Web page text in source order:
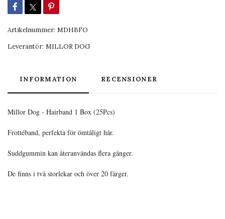
Artikelnummer: MDHBFO
Leverantör: MILLOR DOG
INFORMATION RECENSIONER
Millor Dog - Hairband 1 Box (25Pcs)
Frottéband, perfekta för ömtåligt hår.
Suddgummin kan återanvändas flera gånger.
De finns i två storlekar och över 20 färger.